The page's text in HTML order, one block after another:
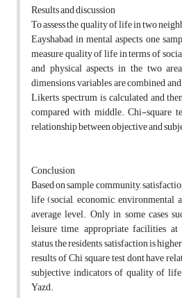
Results and discussion
To assess the quality of life in two
Eayshabad in mental aspects, one
measure quality of life in terms of
and physical aspects in the two
dimensions, variables are combined
Likerts spectrum is calculated and
compared with middle. Chi-square
relationship between objective and
Conclusion
Based on sample community,
life (social, economic, environmental
average level. Only in some cases
leisure time, appropriate facilities at
status, the residents satisfaction is
results of Chi square test dont have
subjective indicators of quality of
Yazd.